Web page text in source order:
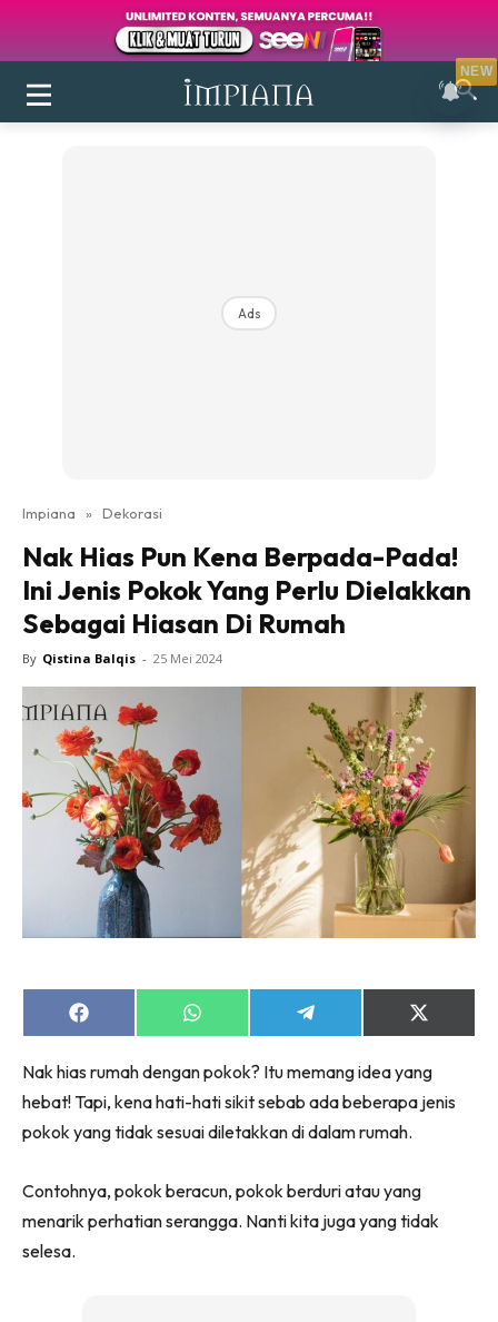
Login|Register
Ruang Makan
Ruang Tamu
Direktori
Interior Design
Landskap
DIY
Bilik Air
Bilik Tidur
Dapur
Ruang Makan
Make Over
Bilik Air
Bilik Tidur
Ruang Makan
Ruang Tamu
Menarik Lagi
Casa Impiana
Impiana Makeover
Destinasi
Hotel
Ads
Impiana » Dekorasi
Nak Hias Pun Kena Berpada-Pada!
Ini Jenis Pokok Yang Perlu Dielakkan
Sebagai Hiasan Di Rumah
By Qistina Balqis - 25 Mei 2024
Share
on
Share
on
Share
on
Share
on
(Twitter)
Nak hias rumah dengan pokok? Itu memang idea yang
hebat! Tapi, kena hati-hati sikit sebab ada beberapa jenis
pokok yang tidak sesuai diletakkan di dalam rumah.
Contohnya, pokok beracun, pokok berduri atau yang
menarik perhatian serangga. Nanti kita juga yang tidak
selesa.
NEW